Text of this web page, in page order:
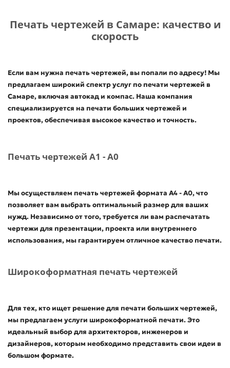
Печать чертежей в Самаре: качество и
скорость
Если вам нужна печать чертежей, вы попали по адресу! Мы
предлагаем широкий спектр услуг по печати чертежей в
Самаре, включая автокад и компас. Наша компания
специализируется на печати больших чертежей и
проектов, обеспечивая высокое качество и точность.
Печать чертежей А1 - А0
Мы осуществляем печать чертежей формата А4 - А0, что
позволяет вам выбрать оптимальный размер для ваших
нужд. Независимо от того, требуется ли вам распечатать
чертежи для презентации, проекта или внутреннего
использования, мы гарантируем отличное качество печати.
Широкоформатная печать чертежей
Для тех, кто ищет решение для печати больших чертежей,
мы предлагаем услуги широкоформатной печати. Это
идеальный выбор для архитекторов, инженеров и
дизайнеров, которым необходимо представить свои идеи в
большом формате.